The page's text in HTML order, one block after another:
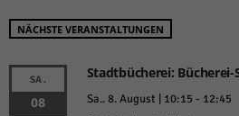
NÄCHSTE VERANSTALTUNGEN
SA.
08
Stadtbücherei: Bücherei-
Sa.. 8. August | 10:15 - 12:45